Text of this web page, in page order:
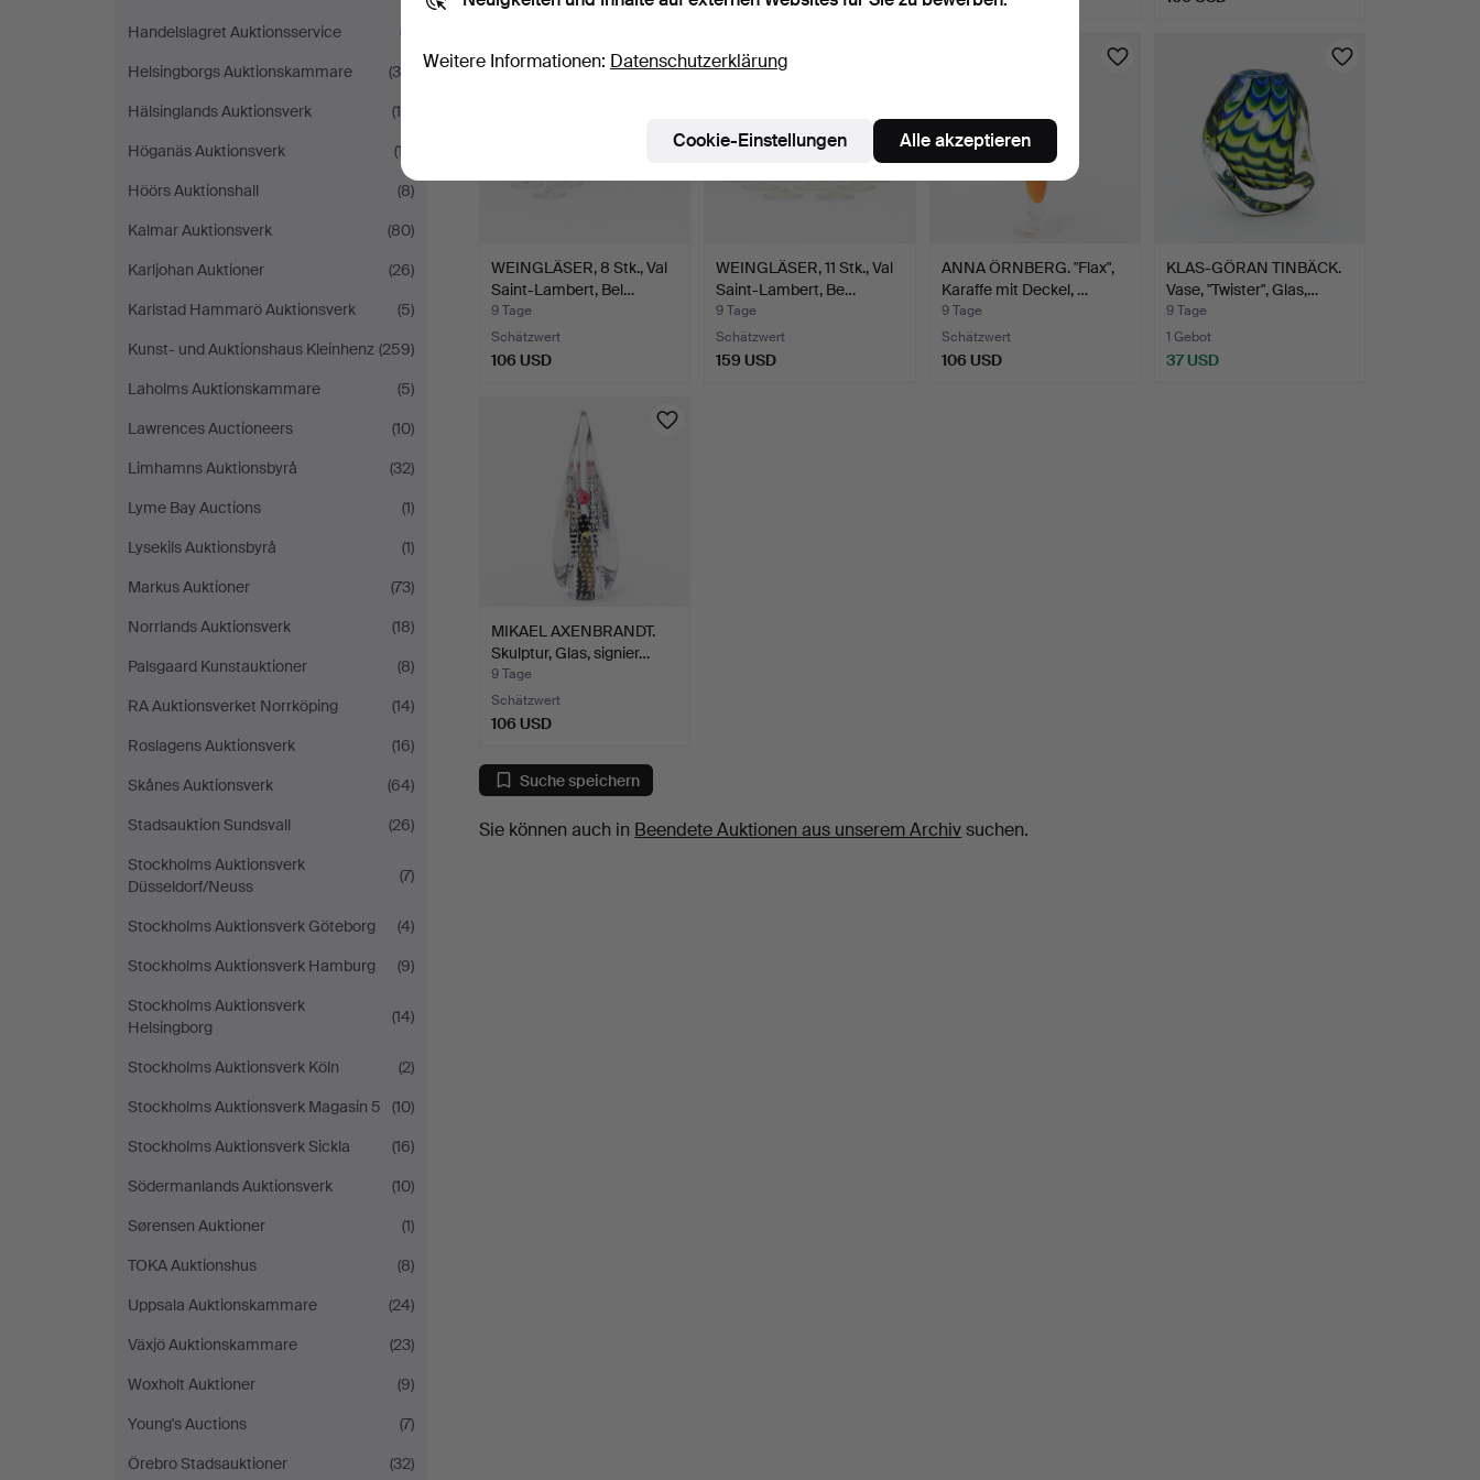
Handelslagret Auktionsservice
(7)
Helsingborgs Auktionskammare
(30)
Hälsinglands Auktionsverk
(10)
Höganäs Auktionsverk
(17)
Höörs Auktionshall
(8)
Kalmar Auktionsverk
(80)
Karljohan Auktioner
(26)
Karlstad Hammarö Auktionsverk
(5)
Kunst- und Auktionshaus Kleinhenz (259)
Laholms Auktionskammare
(5)
Lawrences Auctioneers
(10)
Limhamns Auktionsbyrå
(32)
Lyme Bay Auctions
(1)
Lysekils Auktionsbyrå
(1)
Markus Auktioner
(73)
Norrlands Auktionsverk
(18)
Palsgaard Kunstauktioner
(8)
RA Auktionsverket Norrköping
(14)
Roslagens Auktionsverk
(16)
Skånes Auktionsverk
(64)
Stadsauktion Sundsvall
(26)
Stockholms Auktionsverk
Düsseldorf/Neuss
(7)
Stockholms Auktionsverk Göteborg
(4)
Stockholms Auktionsverk Hamburg
(9)
Stockholms Auktionsverk
Helsingborg
(14)
Stockholms Auktionsverk Köln
(2)
Stockholms Auktionsverk Magasin 5
(10)
Stockholms Auktionsverk Sickla
(16)
Södermanlands Auktionsverk
(10)
Sørensen Auktioner
(1)
TOKA Auktionshus
(8)
Uppsala Auktionskammare
(24)
Växjö Auktionskammare
(23)
Woxholt Auktioner
(9)
Young's Auctions
(7)
Örebro Stadsauktioner
(32)
WEINGLÄSER, 8 Stk., Val
Saint-Lambert, Bel…
9 Tage
Schätzwert
106 USD
WEINGLÄSER, 11 Stk., Val
Saint-Lambert, Be…
9 Tage
Schätzwert
159 USD
ANNA ÖRNBERG. "Flax",
Karaffe mit Deckel, …
9 Tage
Schätzwert
106 USD
KLAS-GÖRAN TINBÄCK.
Vase, "Twister", Glas,…
9 Tage
1 Gebot
37 USD
MIKAEL AXENBRANDT.
Skulptur, Glas, signier…
9 Tage
Schätzwert
106 USD
Suche speichern
Sie können auch in Beendete Auktionen aus unserem Archivsuchen.
Weitere Informationen: Datenschutzerklärung
Cookie-Einstellungen Alle akzeptieren